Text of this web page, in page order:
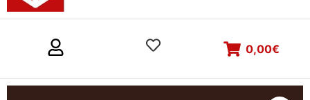
0,00€